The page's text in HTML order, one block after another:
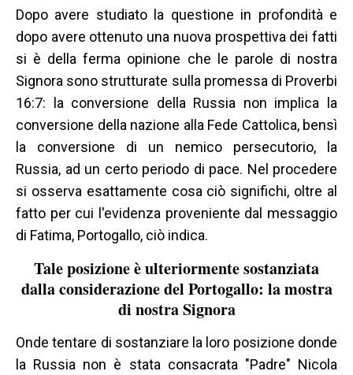
Dopo avere studiato la questione in profondità e
dopo avere ottenuto una nuova prospettiva dei fatti
si è della ferma opinione che le parole di nostra
Signora sono strutturate sulla promessa di Proverbi
16:7: la conversione della Russia non implica la
conversione della nazione alla Fede Cattolica, bensì
la conversione di un nemico persecutorio, la
Russia, ad un certo periodo di pace. Nel procedere
si osserva esattamente cosa ciò significhi, oltre al
fatto per cui l'evidenza proveniente dal messaggio
di Fatima, Portogallo, ciò indica.
Tale posizione è ulteriormente sostanziata
dalla considerazione del Portogallo: la mostra
di nostra Signora
Onde tentare di sostanziare la loro posizione donde
la Russia non è stata consacrata "Padre" Nicola